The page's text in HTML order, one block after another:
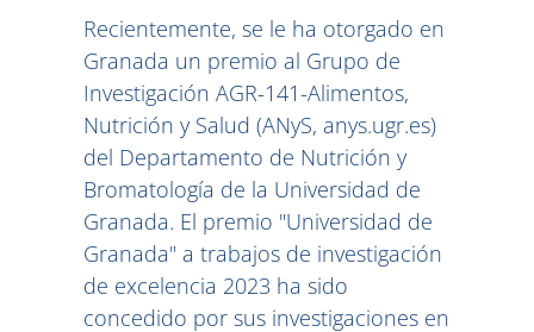
Recientemente, se le ha otorgado en
Granada un premio al Grupo de
Investigación AGR-141-Alimentos,
Nutrición y Salud (ANyS, anys.ugr.es)
del Departamento de Nutrición y
Bromatología de la Universidad de
Granada. El premio "Universidad de
Granada" a trabajos de investigación
de excelencia 2023 ha sido
concedido por sus investigaciones en